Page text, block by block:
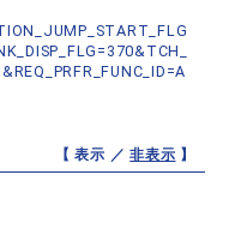
【 表示 ／非表示 】